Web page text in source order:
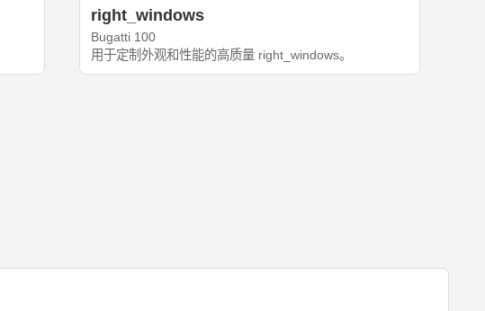
right_windows
Bugatti 100
用于定制外观和性能的高质量 right_windows。